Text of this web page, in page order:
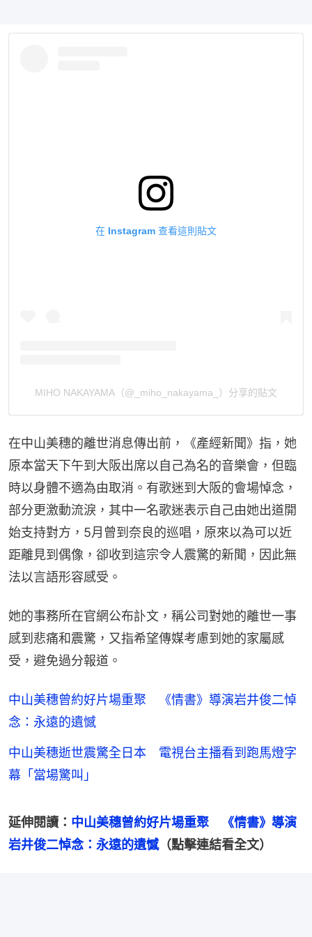
在 Instagram 查看這則貼文
MIHO NAKAYAMA（@_miho_nakayama_）分享的貼文
在中山美穗的離世消息傳出前，《產經新聞》指，她
原本當天下午到大阪出席以自己為名的音樂會，但臨
時以身體不適為由取消。有歌迷到大阪的會場悼念，
部分更激動流淚，其中一名歌迷表示自己由她出道開
始支持對方，5月曾到奈良的巡唱，原來以為可以近
距離見到偶像，卻收到這宗令人震驚的新聞，因此無
法以言語形容感受。
她的事務所在官網公布訃文，稱公司對她的離世一事
感到悲痛和震驚，又指希望傳媒考慮到她的家屬感
受，避免過分報道。
中山美穗曾約好片場重聚 《情書》導演岩井俊二悼
念：永遠的遺憾
中山美穗逝世震驚全日本 電視台主播看到跑馬燈字
幕「當場驚叫」
延伸閱讀： 中山美穗曾約好片場重聚　《情書》導演
岩井俊二悼念：永遠的遺憾（點擊連結看全文）